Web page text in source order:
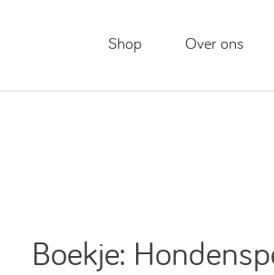
Shop Over ons
Boekje: